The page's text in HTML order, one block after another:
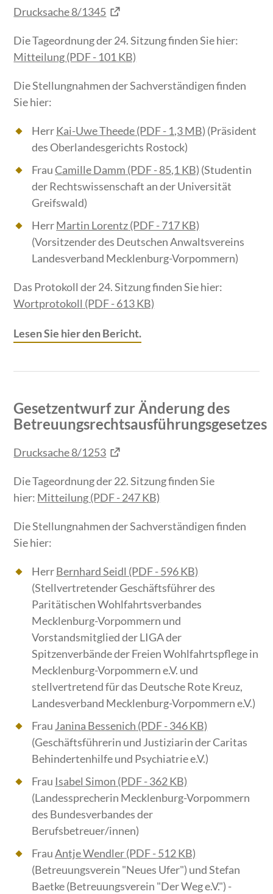
Drucksache 8/1345
Die Tageordnung der 24. Sitzung finden Sie hier:
Mitteilung(PDF - 101 KB)
Die Stellungnahmen der Sachverständigen finden
Sie hier:
HerrKai-Uwe Theede(PDF - 1,3 MB) (Präsident
des Oberlandesgerichts Rostock)
FrauCamille Damm (PDF - 85,1 KB) (Studentin
der Rechtswissenschaft an der Universität
Greifswald)
HerrMartin Lorentz(PDF - 717 KB)
(Vorsitzender des Deutschen Anwaltsvereins
Landesverband Mecklenburg-Vorpommern)
Das Protokoll der 24. Sitzung finden Sie hier:
Wortprotokoll (PDF - 613 KB)
Lesen Sie hier den Bericht.
Gesetzentwurf zur Änderung des
Betreuungsrechtsausführungsgesetzes
Drucksache 8/1253
Die Tageordnung der 22. Sitzung finden Sie
hier: Mitteilung(PDF - 247 KB)
Die Stellungnahmen der Sachverständigen finden
Sie hier:
HerrBernhard Seidl (PDF - 596 KB)
(Stellvertretender Geschäftsführer des
Paritätischen Wohlfahrtsverbandes
Mecklenburg-Vorpommern und
Vorstandsmitglied der LIGA der
Spitzenverbände der Freien Wohlfahrtspflege in
Mecklenburg-Vorpommern e.V. und
stellvertretend für das Deutsche Rote Kreuz,
Landesverband Mecklenburg-Vorpommern e.V.)
Frau Janina Bessenich (PDF - 346 KB)
(Geschäftsführerin und Justiziarin der Caritas
Behindertenhilfe und Psychiatrie e.V.)
Frau Isabel Simon (PDF - 362 KB)
(Landessprecherin Mecklenburg-Vorpommern
des Bundesverbandes der
Berufsbetreuer/innen)
FrauAntje Wendler(PDF - 512 KB)
(Betreuungsverein "Neues Ufer") und Stefan
Baetke (Betreuungsverein "Der Weg e.V.") -